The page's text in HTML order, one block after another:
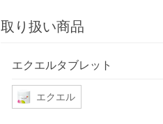
取り扱い商品
エクエルタブレット
エクエル